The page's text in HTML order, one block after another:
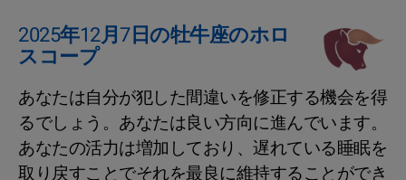
2025年12月7日の牡牛座のホロ
スコープ
あなたは自分が犯した間違いを修正する機会を得
るでしょう。あなたは良い方向に進んでいます。
あなたの活力は増加しており、遅れている睡眠を
取り戻すことでそれを最良に維持することができ